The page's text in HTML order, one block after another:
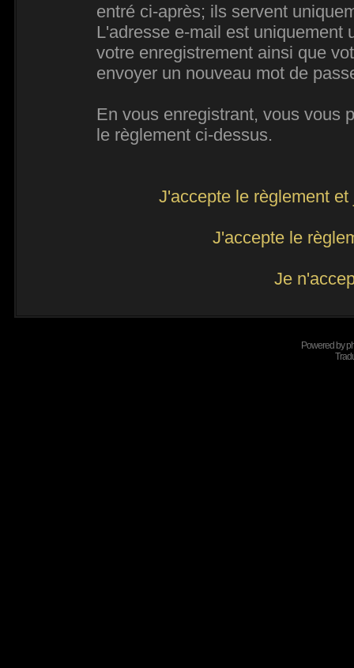
entré ci-après; ils servent
L'adresse e-mail est uniquement
votre enregistrement ainsi que
envoyer un nouveau mot de
En vous enregistrant, vous vous
le règlement ci-dessus.
J'accepte le règlement
J'accepte le
Je
Powered by